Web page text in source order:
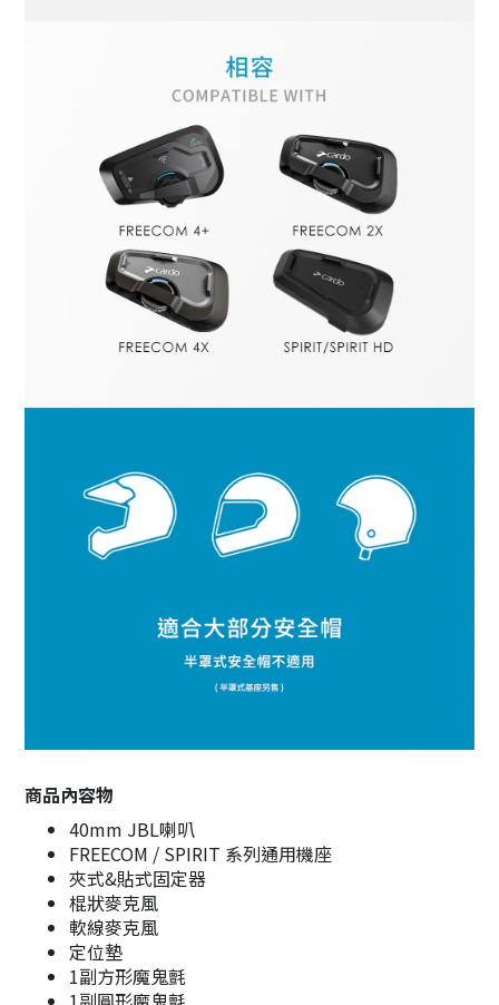
商品內容物
40mm JBL喇叭
FREECOM / SPIRIT 系列通用機座
夾式&貼式固定器
棍狀麥克風
軟線麥克風
定位墊
1副方形魔鬼氈